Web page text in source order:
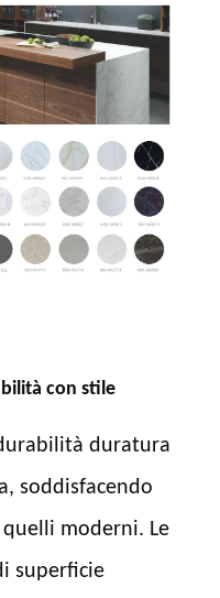
con stile
duratura
soddisfacendo
moderni. Le
superficie